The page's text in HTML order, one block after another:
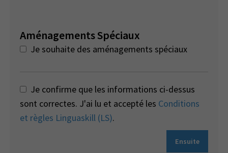
Aménagements Spéciaux
Je souhaite des aménagements spéciaux
Je confirme que les informations ci-dessus
sont correctes. J'ai lu et accepté les Conditions
et règles Linguaskill (LS).
Ensuite